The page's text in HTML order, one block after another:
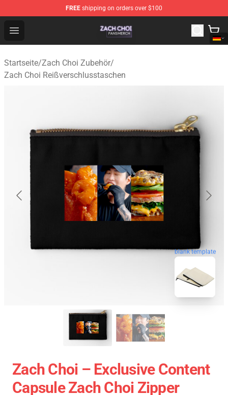
FREE shipping on orders over $100
Open menu
Zach Choi Shop - Official Zach Choi Merchandise Store
Startseite/Zach Choi Zubehör/
Zach Choi Reißverschlusstaschen
blank template
Zach Choi – Exclusive Content
Capsule Zach Choi Zipper